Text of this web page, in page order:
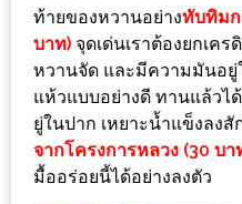
LE
CRYSTAL
เชียงใหม่
ฟรี
2
ท่าน
ท้ายของหวานอย่างทับทิมก
บาท) จุดเด่นเราต้องยกเค
หวานจัด และมีความมันอ
แห้วแบบอย่างดี ทานแล้ว
ยู่ในปาก เหยาะน้ำแข็งลงสั
จากโครงการหลวง (30 บา
มื้ออร่อยนี้ได้อย่างลงตัว